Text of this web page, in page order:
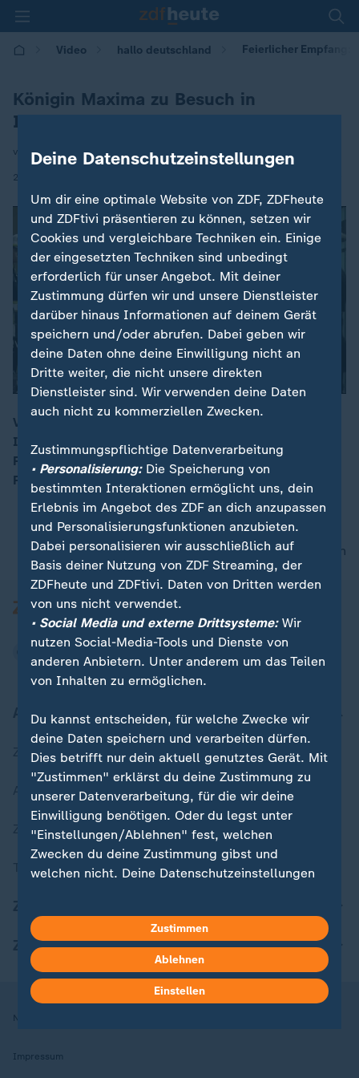
Video hallo deutschland Feierlicher Empfang:
Königin Maxima zu Besuch in
Indonesien
von Ulrich Langer
24.11.2025 | 17:10
00:16
Vier Tage lang bleibt die Königin der Niederlande in
Indonesien. In ihrer Rolle als Sonderbeauftragte für
Finanzgesundheit wird sie unter anderem den
Präsidenten Prabowo Subianto treffen.
nach oben
Aktuell bei ZDFheute
Zuletzt veröffentlicht
Aktuelle Sendungs-Videos
ZDFheute Stories
Themen im Überblick
ZDFheute Apps
Nutzungsbedingungen
Impressum
Deine Datenschutzeinstellungen
Um dir eine optimale Website von ZDF, ZDFheute
und ZDFtivi präsentieren zu können, setzen wir
Cookies und vergleichbare Techniken ein. Einige
der eingesetzten Techniken sind unbedingt
erforderlich für unser Angebot. Mit deiner
Zustimmung dürfen wir und unsere Dienstleister
darüber hinaus Informationen auf deinem Gerät
speichern und/oder abrufen. Dabei geben wir
deine Daten ohne deine Einwilligung nicht an
Dritte weiter, die nicht unsere direkten
Dienstleister sind. Wir verwenden deine Daten
auch nicht zu kommerziellen Zwecken.
Zustimmungspflichtige Datenverarbeitung
• Personalisierung:Die Speicherung von
bestimmten Interaktionen ermöglicht uns, dein
Erlebnis im Angebot des ZDF an dich anzupassen
und Personalisierungsfunktionen anzubieten.
Dabei personalisieren wir ausschließlich auf
Basis deiner Nutzung von ZDF Streaming, der
ZDFheute und ZDFtivi. Daten von Dritten werden
von uns nicht verwendet.
• Social Media und externe Drittsysteme:Wir
nutzen Social-Media-Tools und Dienste von
anderen Anbietern. Unter anderem um das Teilen
von Inhalten zu ermöglichen.
Du kannst entscheiden, für welche Zwecke wir
deine Daten speichern und verarbeiten dürfen.
Dies betrifft nur dein aktuell genutztes Gerät. Mit
"Zustimmen" erklärst du deine Zustimmung zu
unserer Datenverarbeitung, für die wir deine
Einwilligung benötigen. Oder du legst unter
"Einstellungen/Ablehnen" fest, welchen
Zwecken du deine Zustimmung gibst und
welchen nicht. Deine Datenschutzeinstellungen
Hier findest du das Impressum.
Weitere Informationen findest du in unserer
Datenschutzerklärung.
Zustimmen
Ablehnen
Einstellen